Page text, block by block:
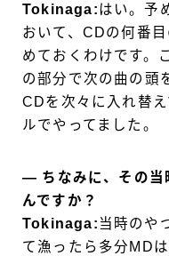
Tokinaga:はい。予
おいて、CDの何番
めておくわけです。
の部分で次の曲の頭
CDを次々に入れ替
ルでやってました。
― ちなみに、その当
んですか？
Tokinaga: 当時のや
て漁ったら多分MD